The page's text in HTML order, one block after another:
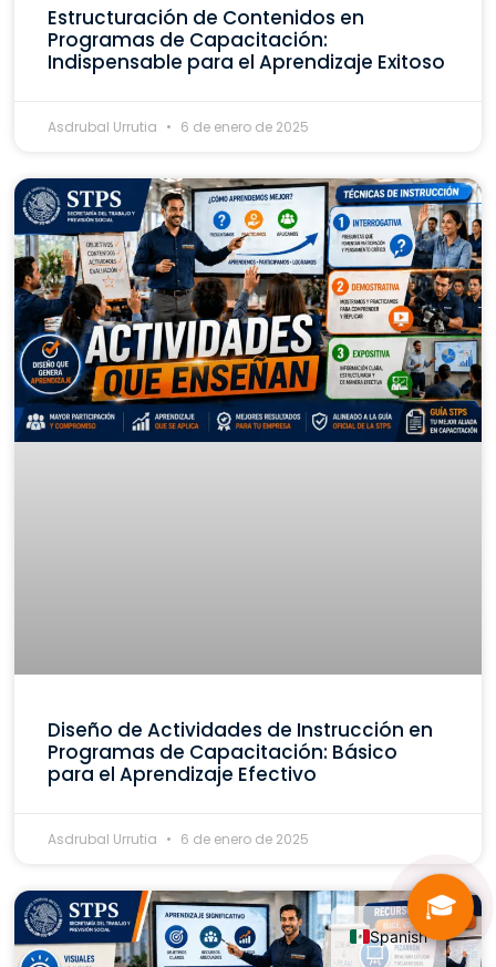
Estructuración de Contenidos en
Programas de Capacitación:
Indispensable para el Aprendizaje Exitoso
Asdrubal Urrutia 6 de enero de 2025
Diseño de Actividades de Instrucción en
Programas de Capacitación: Básico
para el Aprendizaje Efectivo
Asdrubal Urrutia 6 de enero de 2025
🎓
Spanish